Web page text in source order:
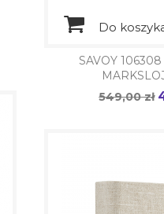
Do
SAVOY
Cena
549,00 zł